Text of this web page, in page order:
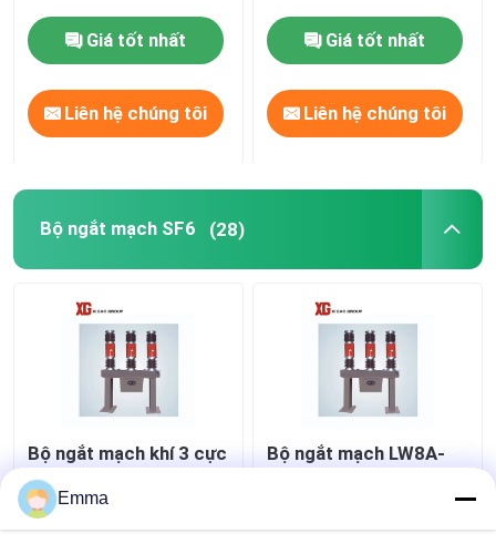
Giá tốt nhất
Liên hệ chúng tôi
Giá tốt nhất
Liên hệ chúng tôi
Bộ ngắt mạch SF6 (28)
Bộ ngắt mạch khí 3 cực
SF6
Bộ ngắt mạch LW8A-
Emma